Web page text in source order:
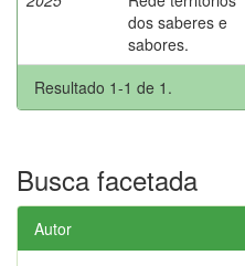
dos saberes e
sabores.
Resultado 1-1 de 1.
Busca facetada
Autor